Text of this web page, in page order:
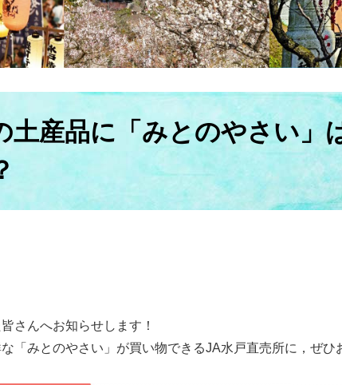
土産品に「みとのやさい」
さんへお知らせします！
「みとのやさい」が買い物できるJA水戸直売所に，ぜひ